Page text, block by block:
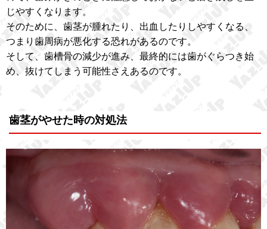
じやすくなります。
そのために、歯茎が腫れたり、出血したりしやすくなる、
つまり歯周病が悪化する恐れがあるのです。
そして、歯槽骨の減少が進み、最終的には歯がぐらつき始
め、抜けてしまう可能性さえあるのです。
歯茎がやせた時の対処法